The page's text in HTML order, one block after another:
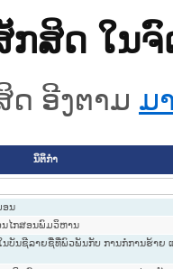
ສິດ ໃນ
ອີງຕາມ ມ
ນິຕິກໍາ
ອນ
ນໄກສອນພົມວິຫານ
ນບັນຊີລາຍຊື່ທີ່ພົວພັນກັບ ການກໍ່ການຮ້າຍ